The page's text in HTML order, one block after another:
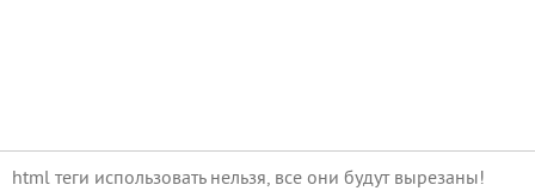
html теги использовать нельзя, все они будут вырезаны!